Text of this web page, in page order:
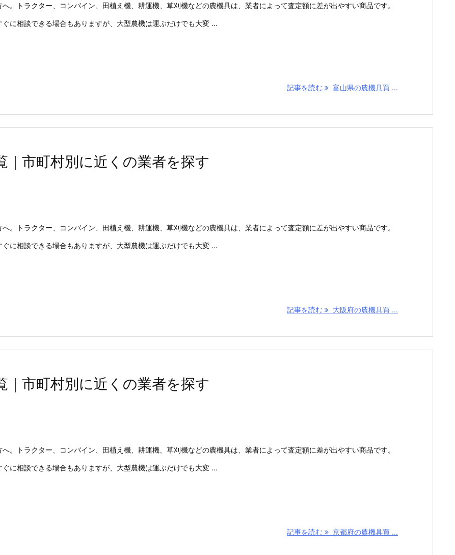
。トラクター、コンバイン、田植え機、耕運機、草刈機などの農機具は、業者によって査定額に差が出やすい商品です。
に相談できる場合もありますが、大型農機は運ぶだけでも大変 ...
記事を読む 富山県の農機具買 ...
｜市町村別に近くの業者を探す
。トラクター、コンバイン、田植え機、耕運機、草刈機などの農機具は、業者によって査定額に差が出やすい商品です。
に相談できる場合もありますが、大型農機は運ぶだけでも大変 ...
記事を読む 大阪府の農機具買 ...
｜市町村別に近くの業者を探す
。トラクター、コンバイン、田植え機、耕運機、草刈機などの農機具は、業者によって査定額に差が出やすい商品です。
に相談できる場合もありますが、大型農機は運ぶだけでも大変 ...
記事を読む 京都府の農機具買 ...